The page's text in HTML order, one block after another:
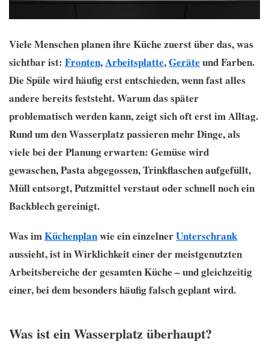
Viele Menschen planen ihre Küche zuerst über das, was
sichtbar ist: Fronten,Arbeitsplatte,Geräte und Farben.
Die Spüle wird häufig erst entschieden, wenn fast alles
andere bereits feststeht. Warum das später
problematisch werden kann, zeigt sich oft erst im Alltag.
Rund um den Wasserplatz passieren mehr Dinge, als
viele bei der Planung erwarten: Gemüse wird
gewaschen, Pasta abgegossen, Trinkflaschen aufgefüllt,
Müll entsorgt, Putzmittel verstaut oder schnell noch ein
Backblech gereinigt.
Was imKüchenplanwie ein einzelnerUnterschrank
aussieht, ist in Wirklichkeit einer der meistgenutzten
Arbeitsbereiche der gesamten Küche – und gleichzeitig
einer, bei dem besonders häufig falsch geplant wird.
Was ist ein Wasserplatz überhaupt?